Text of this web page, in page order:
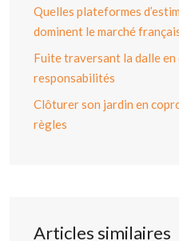
Quelles plateformes
dominent le marché
Fuite traversant la dalle
responsabilités
Clôturer son jardin en
règles
Articles similaires